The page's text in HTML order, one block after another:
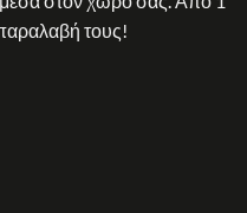
τους!